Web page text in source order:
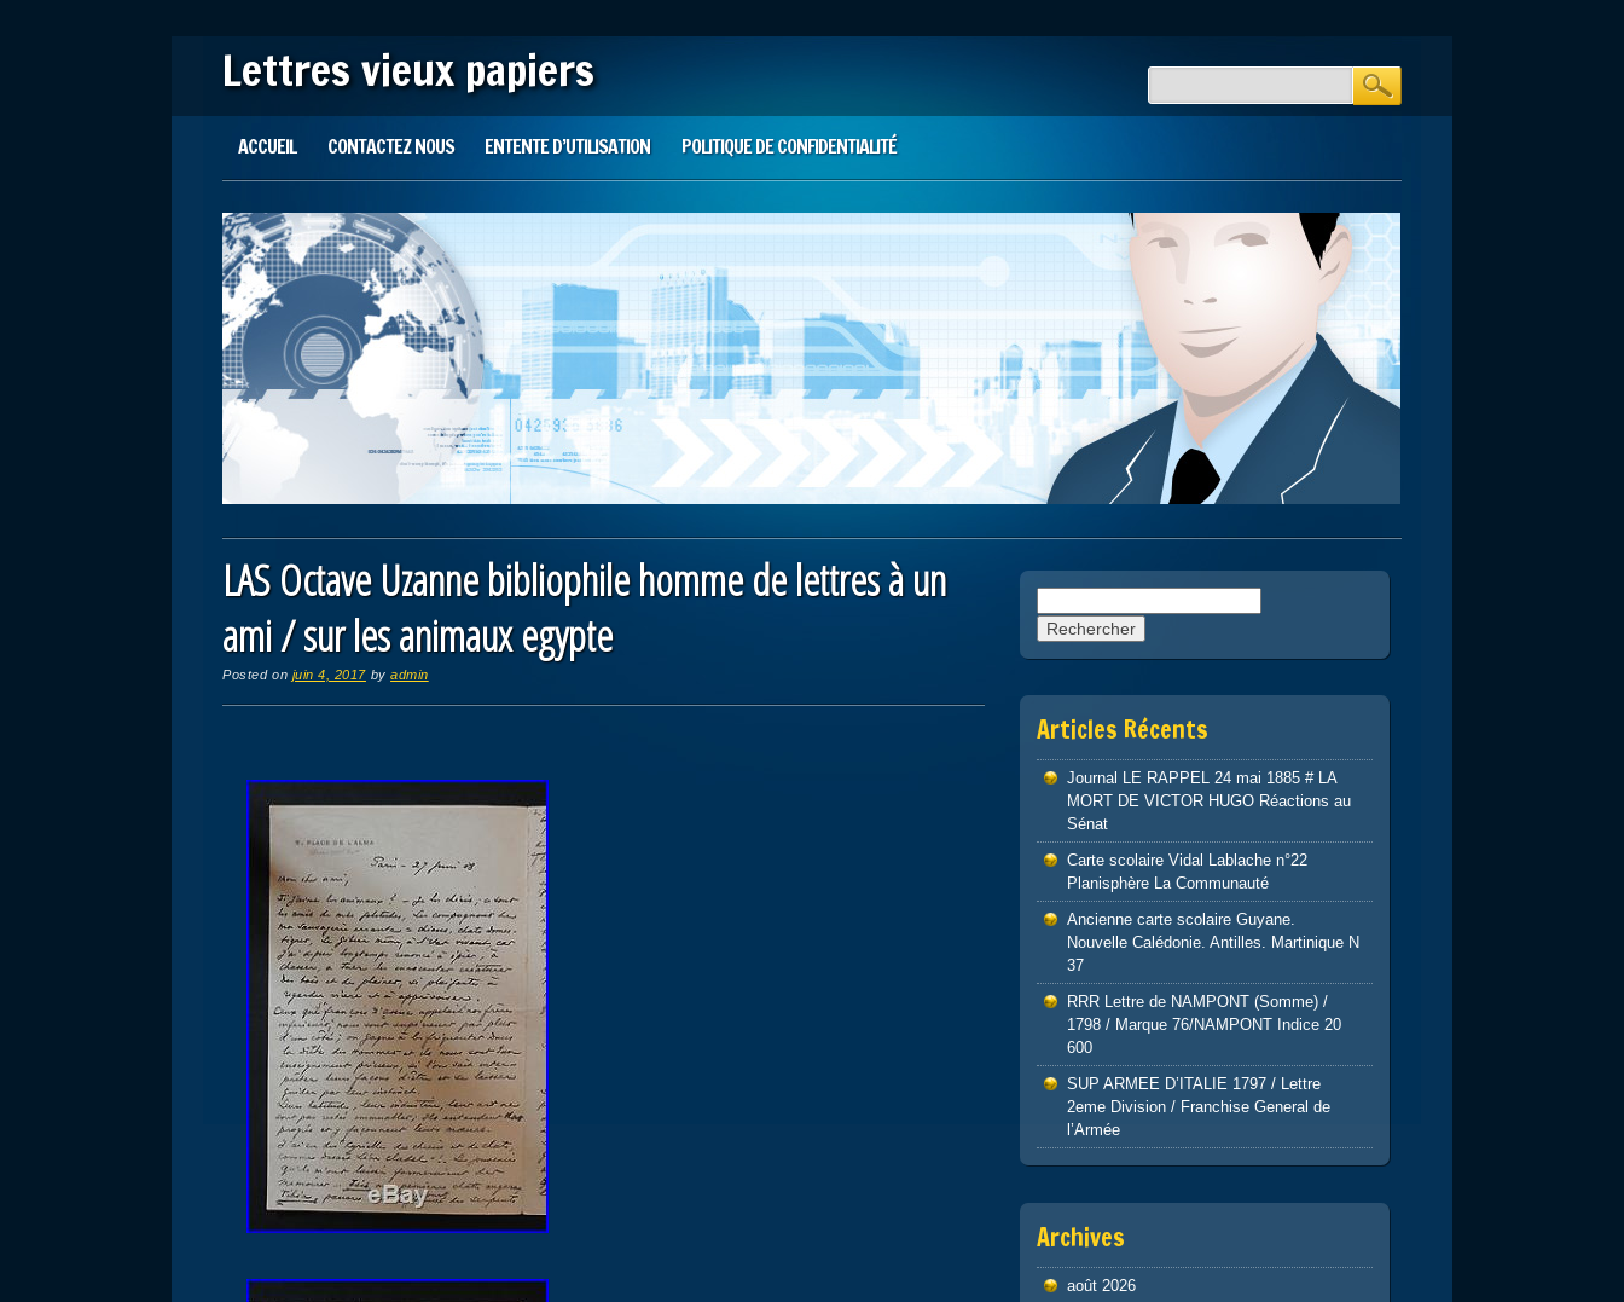
Lettres vieux papiers
Main menu
ACCUEIL CONTACTEZ NOUS ENTENTE D’UTILISATION POLITIQUE DE CONFIDENTIALITÉ
LAS Octave Uzanne bibliophile homme de lettres à un
ami / sur les animaux egypte
Posted on juin 4, 2017 byadmin
Articles Récents
Journal LE RAPPEL 24 mai 1885 # LA
MORT DE VICTOR HUGO Réactions au
Sénat
Carte scolaire Vidal Lablache n°22
Planisphère La Communauté
Ancienne carte scolaire Guyane.
Nouvelle Calédonie. Antilles. Martinique N
37
RRR Lettre de NAMPONT (Somme) /
1798 / Marque 76/NAMPONT Indice 20
600
SUP ARMEE D’ITALIE 1797 / Lettre
2eme Division / Franchise General de
l’Armée
Archives
août 2026